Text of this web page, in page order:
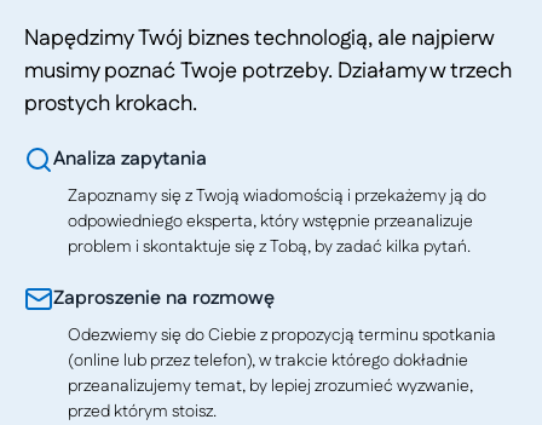
Napędzimy Twój biznes technologią, ale najpierw
musimy poznać Twoje potrzeby. Działamy w trzech
prostych krokach.
Analiza zapytania
Zapoznamy się z Twoją wiadomością i przekażemy ją do
odpowiedniego eksperta, który wstępnie przeanalizuje
problem i skontaktuje się z Tobą, by zadać kilka pytań.
Zaproszenie na rozmowę
Odezwiemy się do Ciebie z propozycją terminu spotkania
(online lub przez telefon), w trakcie którego dokładnie
przeanalizujemy temat, by lepiej zrozumieć wyzwanie,
przed którym stoisz.